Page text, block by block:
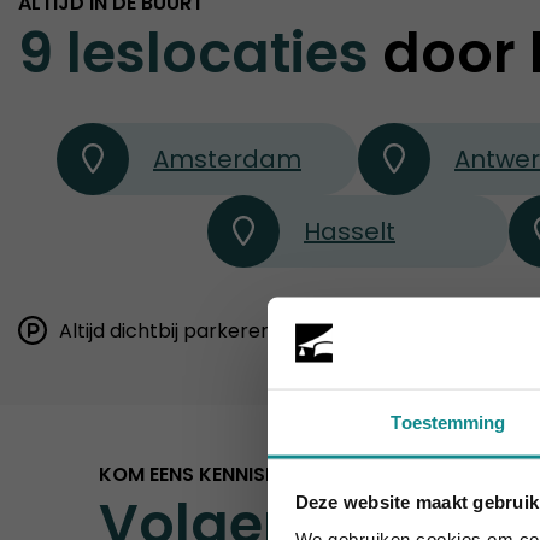
Toestemming
Deze website maakt
9 leslocaties door
Amsterdam
Hasselt
Altijd dichtbij parkeren Goed bereikbaar via het
KOM EENS KENNISMAKEN
Volgende
Laatste